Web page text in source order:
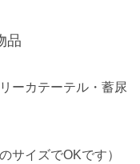

ーカテーテル・蓄尿
サイズでOKです）